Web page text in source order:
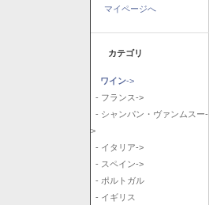
マイページへ
カテゴリ
ワイン->
- フランス->
- シャンパン・ヴァンムスー-
>
- イタリア->
- スペイン->
- ポルトガル
- イギリス